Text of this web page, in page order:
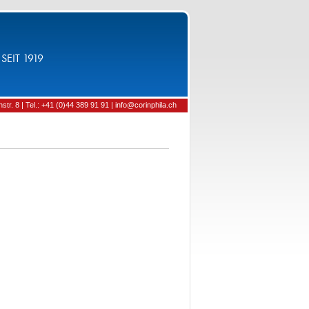
1919
8 | Tel.: +41 (0)44 389 91 91 | info@corinphila.ch